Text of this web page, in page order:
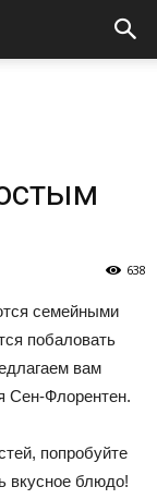
638
семейными
побаловать
вам
Сен-Флорентен.
попробуйте
вкусное блюдо!